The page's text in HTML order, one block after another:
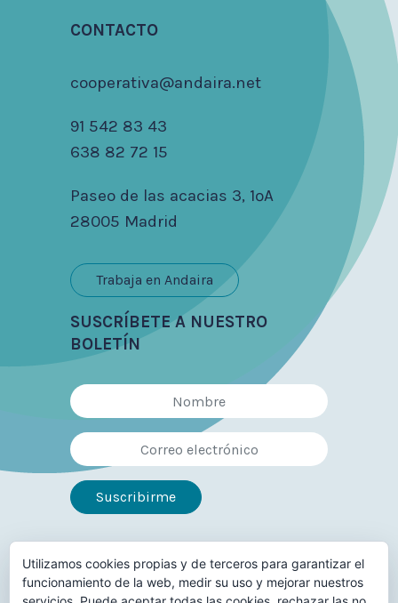
CONTACTO
cooperativa@andaira.net
91 542 83 43
638 82 72 15
Paseo de las acacias 3, 1ºA
28005 Madrid
Trabaja en Andaira
SUSCRÍBETE A NUESTRO
BOLETÍN
Síguenos en
Utilizamos cookies propias y de terceros para garantizar el
funcionamiento de la web, medir su uso y mejorar nuestros